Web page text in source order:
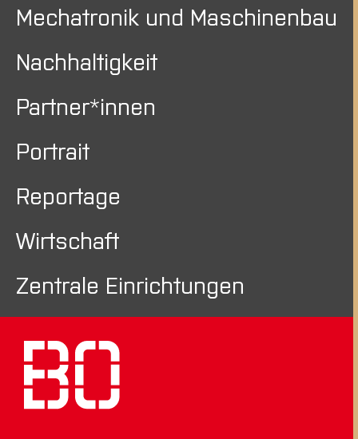
Mechatronik und Maschinenbau
Nachhaltigkeit
Partner*innen
Portrait
Reportage
Wirtschaft
Zentrale Einrichtungen